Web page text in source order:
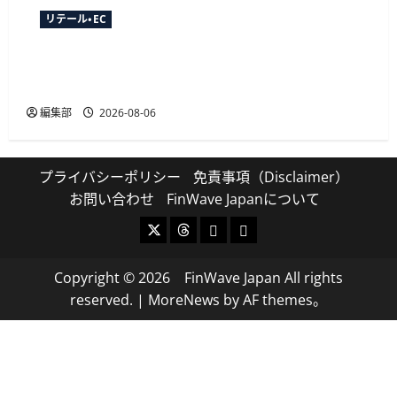
リテール・EC
編集部 2026-08-06
プライバシーポリシー
免責事項（Disclaimer）
お問い合わせ
FinWave Japanについて
X ThreadsBlueskyMastodon
Copyright © 2026 FinWave Japan All rights
reserved. | MoreNews by AF themes。